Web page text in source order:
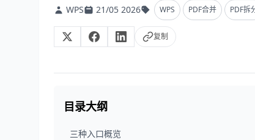
WPS 21/05 2026 WPS PDF合并 PDF拆
复制
目录大纲
三种入口概览